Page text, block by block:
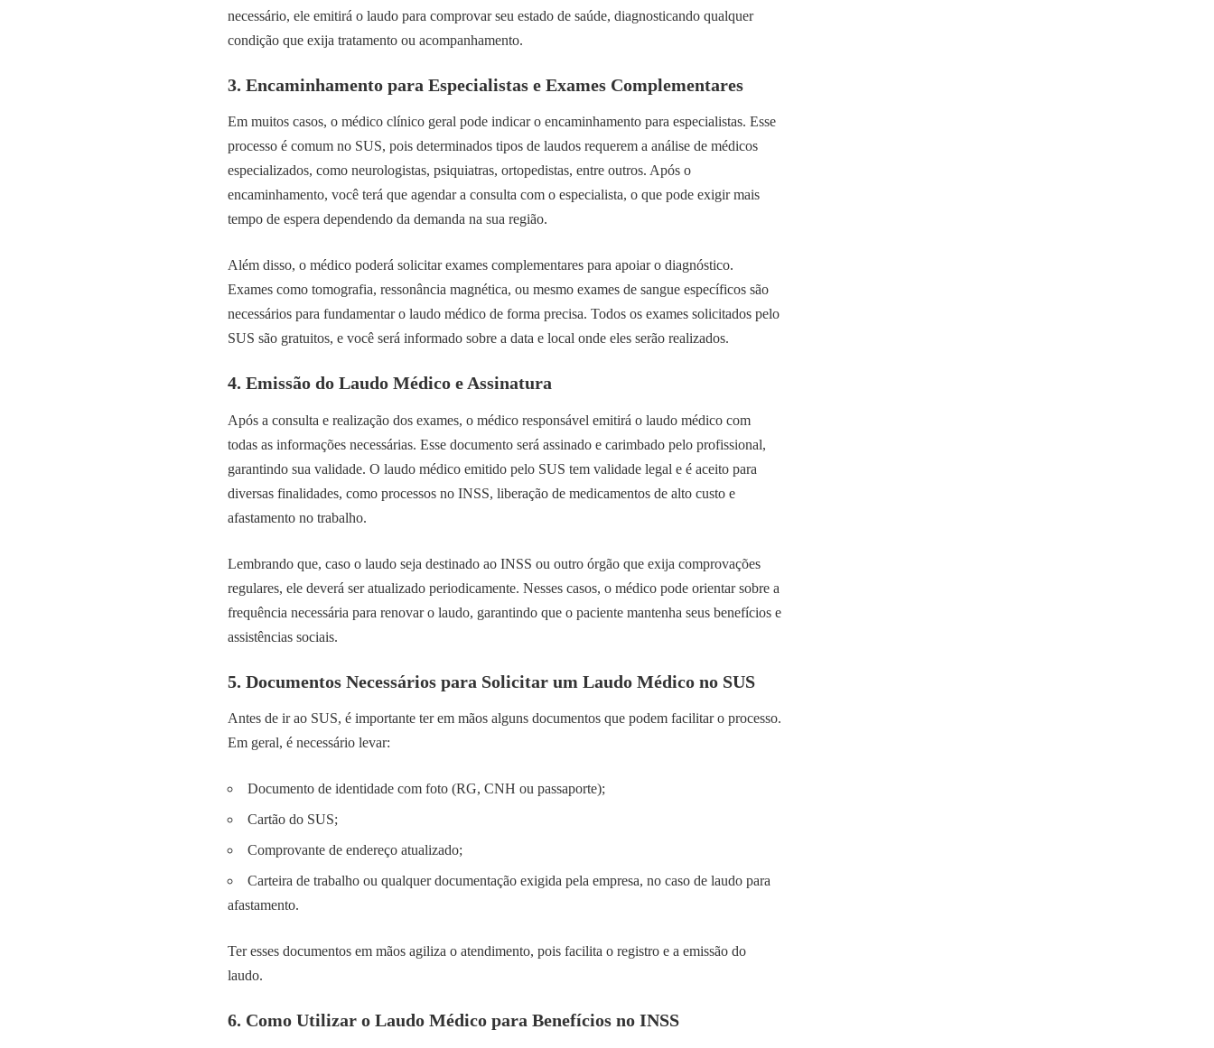
necessário, ele emitirá o laudo para comprovar seu estado de saúde, diagnosticando qualquer
condição que exija tratamento ou acompanhamento.
3. Encaminhamento para Especialistas e Exames Complementares
Em muitos casos, o médico clínico geral pode indicar o encaminhamento para especialistas. Esse
processo é comum no SUS, pois determinados tipos de laudos requerem a análise de médicos
especializados, como neurologistas, psiquiatras, ortopedistas, entre outros. Após o
encaminhamento, você terá que agendar a consulta com o especialista, o que pode exigir mais
tempo de espera dependendo da demanda na sua região.
Além disso, o médico poderá solicitar exames complementares para apoiar o diagnóstico.
Exames como tomografia, ressonância magnética, ou mesmo exames de sangue específicos são
necessários para fundamentar o laudo médico de forma precisa. Todos os exames solicitados pelo
SUS são gratuitos, e você será informado sobre a data e local onde eles serão realizados.
4. Emissão do Laudo Médico e Assinatura
Após a consulta e realização dos exames, o médico responsável emitirá o laudo médico com
todas as informações necessárias. Esse documento será assinado e carimbado pelo profissional,
garantindo sua validade. O laudo médico emitido pelo SUS tem validade legal e é aceito para
diversas finalidades, como processos no INSS, liberação de medicamentos de alto custo e
afastamento no trabalho.
Lembrando que, caso o laudo seja destinado ao INSS ou outro órgão que exija comprovações
regulares, ele deverá ser atualizado periodicamente. Nesses casos, o médico pode orientar sobre a
frequência necessária para renovar o laudo, garantindo que o paciente mantenha seus benefícios e
assistências sociais.
5. Documentos Necessários para Solicitar um Laudo Médico no SUS
Antes de ir ao SUS, é importante ter em mãos alguns documentos que podem facilitar o processo.
Em geral, é necessário levar:
Documento de identidade com foto (RG, CNH ou passaporte);
Cartão do SUS;
Comprovante de endereço atualizado;
Carteira de trabalho ou qualquer documentação exigida pela empresa, no caso de laudo para
afastamento.
Ter esses documentos em mãos agiliza o atendimento, pois facilita o registro e a emissão do
laudo.
6. Como Utilizar o Laudo Médico para Benefícios no INSS